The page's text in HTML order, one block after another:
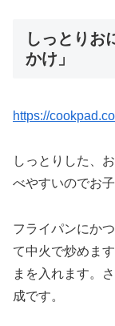
しっとりお
かけ」
https://
しっとりした、
べやすいのでお
フライパンにか
て中火で炒めま
まを入れます。
成です。